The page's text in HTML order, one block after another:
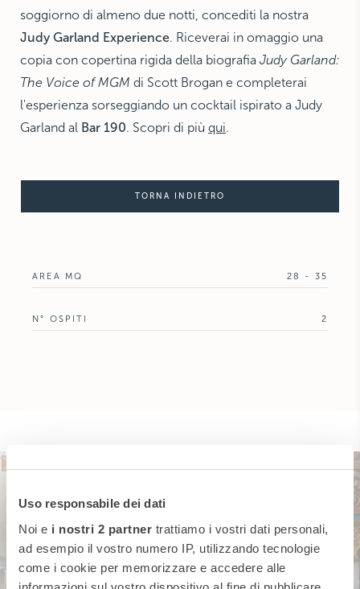
Uso responsabile dei dati
Noi e i nostri 2 partner trattiamo i vostri dati personali,
ad esempio il vostro numero IP, utilizzando tecnologie
come i cookie per memorizzare e accedere alle
soggiorno di almeno due notti, concediti la nostra
Judy Garland Experience. Riceverai in omaggio una
copia con copertina rigida della biografia Judy Garland:
The Voice of MGM di Scott Brogan e completerai
l'esperienza sorseggiando un cocktail ispirato a Judy
Garland al Bar 190. Scopri di più qui.
TORNA INDIETRO
AREA MQ 28 - 35
N° OSPITI 2